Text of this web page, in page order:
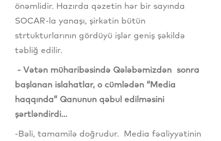
önəmlidir. Hazırda qəzetin hər bir sayında
SOCAR-la yanaşı, şirkətin bütün
strtukturlarının gördüyü işlər geniş şəkildə
təbliğ edilir.
- Vətən müharibəsində Qələbəmizdən sonra
başlanan islahatlar, o cümlədən “Media
haqqında” Qanunun qəbul edilməsini
şərtləndirdi...
-Bəli, tamamilə doğrudur. Media fəaliyyətinin